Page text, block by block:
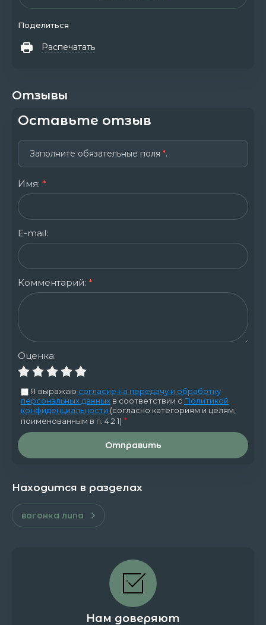
Поделиться
Распечатать
Отзывы
Оставьте отзыв
Заполните обязательные поля *.
Имя: *
E-mail:
Комментарий: *
Оценка:
Я выражаю согласие на передачу и обработку
персональных данных в соответствии с Политикой
конфиденциальности (согласно категориям и целям,
поименованным в п. 4.2.1) *
Отправить
Находится в разделах
вагонка липа
Нам доверяют